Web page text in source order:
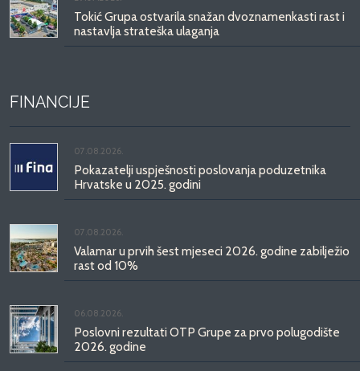
Tokić Grupa ostvarila snažan dvoznamenkasti rast i
nastavlja strateška ulaganja
FINANCIJE
07.08.2026.
Pokazatelji uspješnosti poslovanja poduzetnika
Hrvatske u 2025. godini
07.08.2026.
Valamar u prvih šest mjeseci 2026. godine zabilježio
rast od 10%
06.08.2026.
Poslovni rezultati OTP Grupe za prvo polugodište
2026. godine